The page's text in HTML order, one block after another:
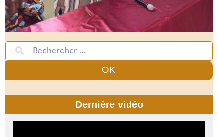
OK
Dernière vidéo